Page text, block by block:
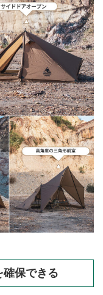
確保できる